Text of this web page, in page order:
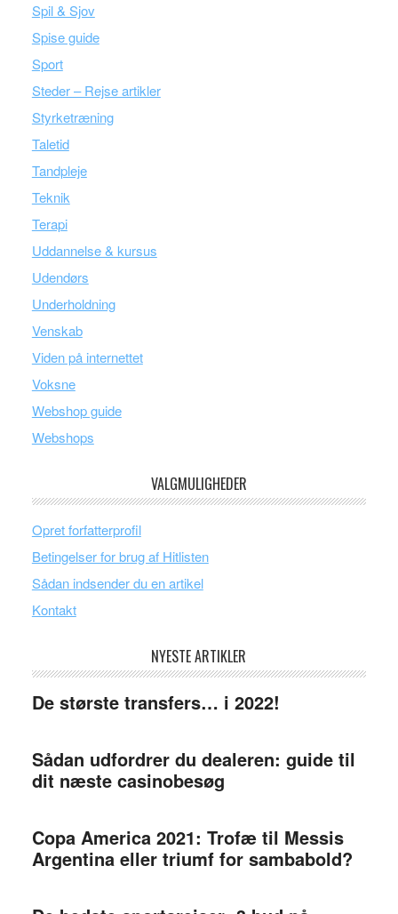
Spil & Sjov
Spise guide
Sport
Steder – Rejse artikler
Styrketræning
Taletid
Tandpleje
Teknik
Terapi
Uddannelse & kursus
Udendørs
Underholdning
Venskab
Viden på internettet
Voksne
Webshop guide
Webshops
VALGMULIGHEDER
Opret forfatterprofil
Betingelser for brug af Hitlisten
Sådan indsender du en artikel
Kontakt
NYESTE ARTIKLER
De største transfers… i 2022!
Sådan udfordrer du dealeren: guide til
dit næste casinobesøg
Copa America 2021: Trofæ til Messis
Argentina eller triumf for sambabold?